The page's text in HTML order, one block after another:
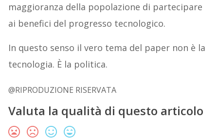
maggioranza della popolazione di partecipare
ai benefici del progresso tecnologico.
In questo senso il vero tema del paper non è la
tecnologia. È la politica.
@RIPRODUZIONE RISERVATA
Valuta la qualità di questo articolo